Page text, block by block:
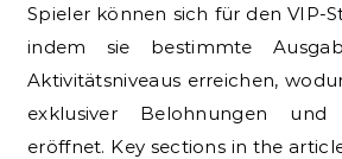
Spieler können sich für den VIP-
indem sie bestimmte
Aktivitätsniveaus erreichen,
exklusiver Belohnungen und
eröffnet. Key sections in the